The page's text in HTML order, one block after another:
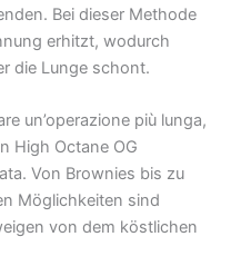
Bei dieser Methode
erhitzt, wodurch
die Lunge schont.
un’operazione più lunga,
High Octane OG
Von Brownies bis zu
Möglichkeiten sind
von dem köstlichen